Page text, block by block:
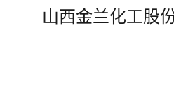
山西金兰化工股